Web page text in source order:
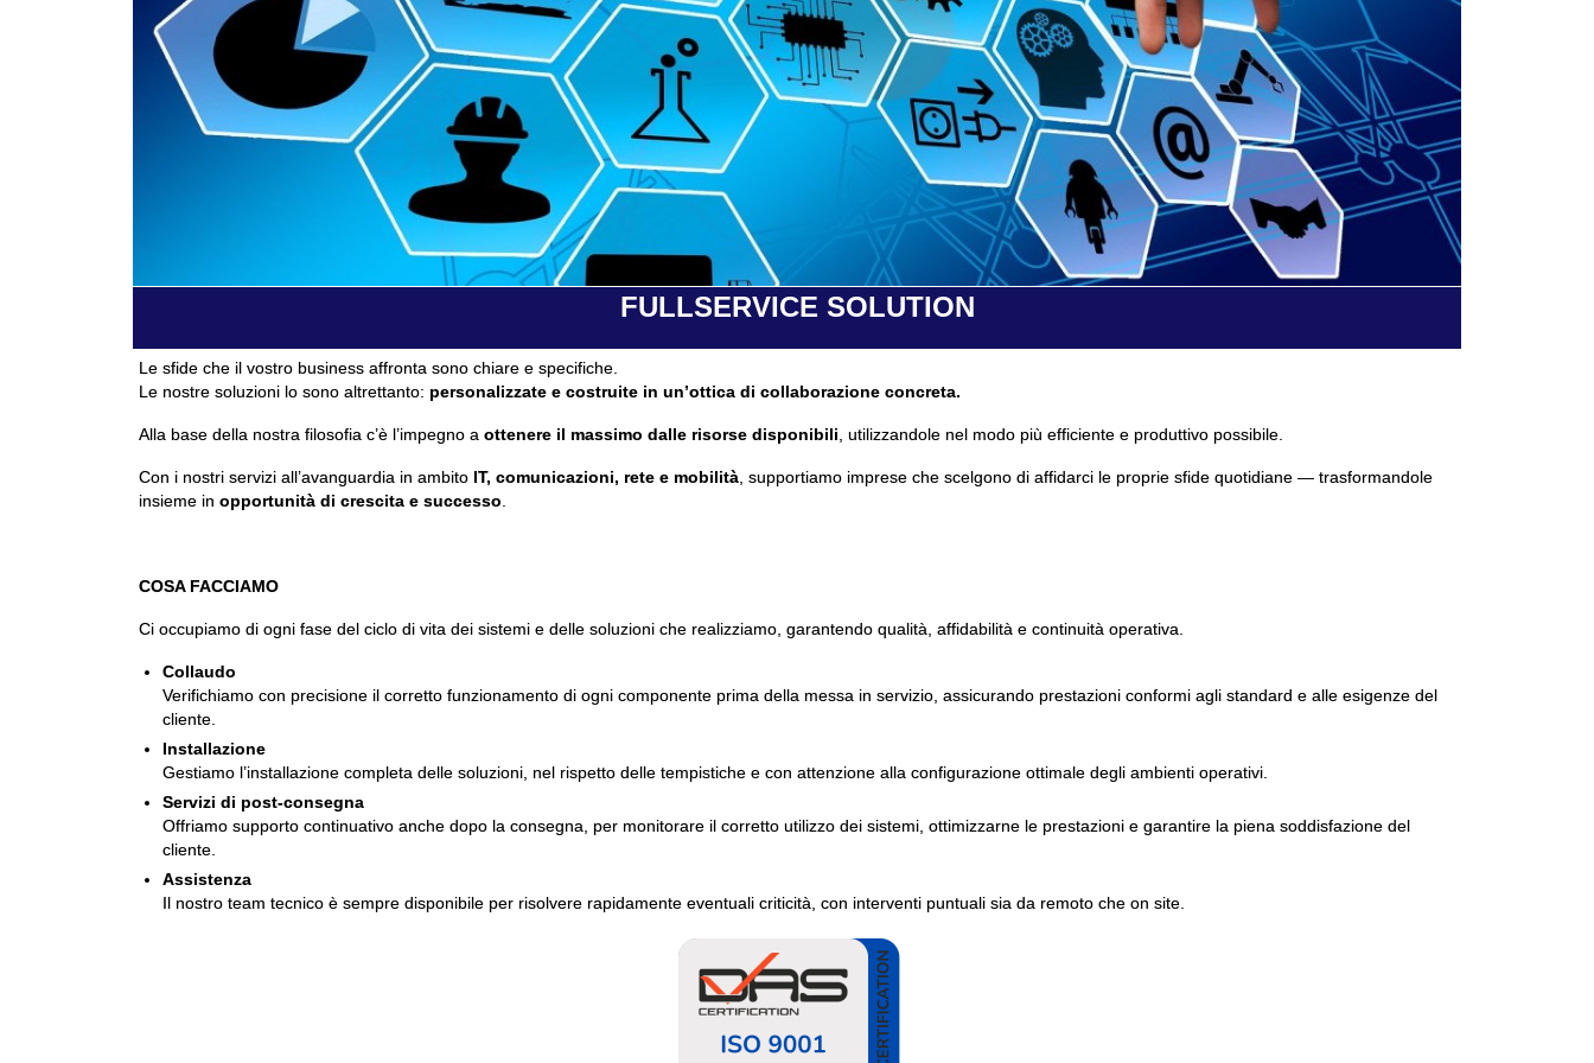
FULLSERVICE SOLUTION
Le sfide che il vostro business affronta sono chiare e specifiche.
Le nostre soluzioni lo sono altrettanto: personalizzate e costruite in un’ottica di collaborazione concreta.
Alla base della nostra filosofia c’è l’impegno a ottenere il massimo dalle risorse disponibili, utilizzandole nel modo più efficiente e produttivo possibile.
Con i nostri servizi all’avanguardia in ambito IT, comunicazioni, rete e mobilità, supportiamo imprese che scelgono di affidarci le proprie sfide quotidiane — trasformandole
insieme in opportunità di crescita e successo.
COSA FACCIAMO
Ci occupiamo di ogni fase del ciclo di vita dei sistemi e delle soluzioni che realizziamo, garantendo qualità, affidabilità e continuità operativa.
Collaudo
Verifichiamo con precisione il corretto funzionamento di ogni componente prima della messa in servizio, assicurando prestazioni conformi agli standard e alle esigenze del
cliente.
Installazione
Gestiamo l’installazione completa delle soluzioni, nel rispetto delle tempistiche e con attenzione alla configurazione ottimale degli ambienti operativi.
Servizi di post-consegna
Offriamo supporto continuativo anche dopo la consegna, per monitorare il corretto utilizzo dei sistemi, ottimizzarne le prestazioni e garantire la piena soddisfazione del
cliente.
Assistenza
Il nostro team tecnico è sempre disponibile per risolvere rapidamente eventuali criticità, con interventi puntuali sia da remoto che on site.